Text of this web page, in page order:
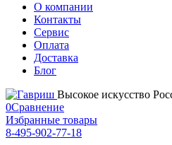
О компании
Контакты
Сервис
Оплата
Доставка
Блог
Высокое искусство
0Сравнение
Избранные товары
8-495-902-77-18